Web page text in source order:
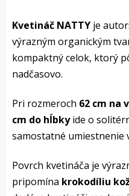
Kvetináč NATTY je
výrazným organickým
kompaktný celok, ktorý
nadčasovo.
Pri rozmeroch 62 cm na
cm do hĺbkyide o
samostatné umiestnenie
Povrch kvetináča je
pripomína krokodíliu